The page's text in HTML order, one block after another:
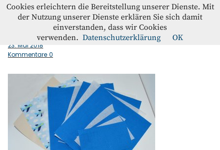
Westfalenstoffe-Blog
Kontakt
Instagram
Facebook
Zuschnitt_Reiseetui
23. Mai 2018
Kommentare 0
Cookies erleichtern die Bereitstellung unserer Dienste. Mit
der Nutzung unserer Dienste erklären Sie sich damit
einverstanden, dass wir Cookies
verwenden. Datenschutzerklärung OK